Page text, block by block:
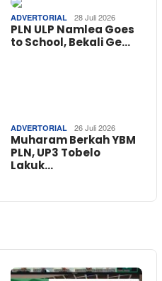
ADVERTORIAL 28 Juli 2026
PLN ULP Namlea Goes
to School, Bekali Ge…
ADVERTORIAL 26 Juli 2026
Muharam Berkah YBM
PLN, UP3 Tobelo
Lakuk…